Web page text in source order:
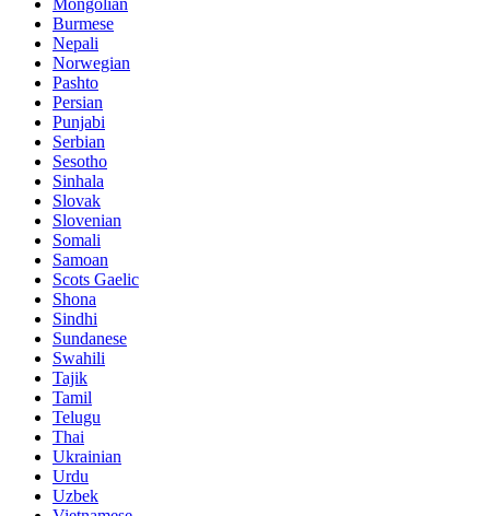
Mongolian
Burmese
Nepali
Norwegian
Pashto
Persian
Punjabi
Serbian
Sesotho
Sinhala
Slovak
Slovenian
Somali
Samoan
Scots Gaelic
Shona
Sindhi
Sundanese
Swahili
Tajik
Tamil
Telugu
Thai
Ukrainian
Urdu
Uzbek